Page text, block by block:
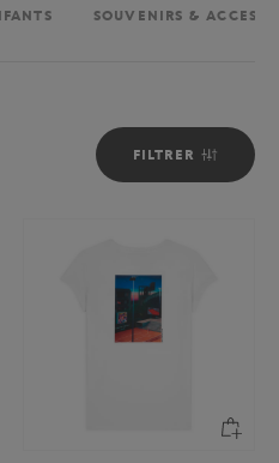
SOUVENIRS &
FILTRER